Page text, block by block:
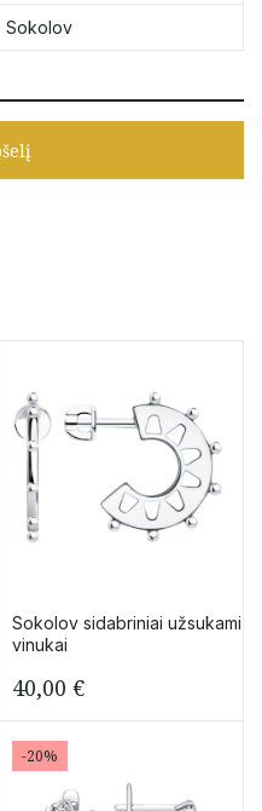
Sokolov
Sokolov sidabriniai užsukami
vinukai
40,00 €
-20%